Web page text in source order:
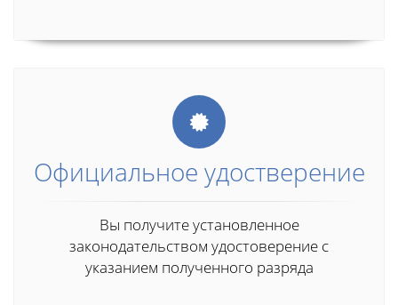
Официальное удостверение
Вы получите установленное
законодательством удостоверение с
указанием полученного разряда